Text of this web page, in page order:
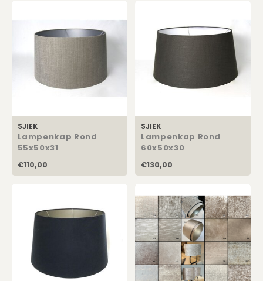
SJIEK
Lampenkap Rond
55x50x31
€110,00
SJIEK
Lampenkap Rond
60x50x30
€130,00